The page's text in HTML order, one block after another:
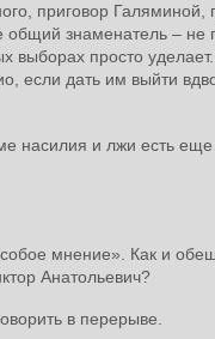
приговор Галяминой,
общий знаменатель –
выборах просто
если дать им выйти
насилия и лжи есть
мнение». Как и
Анатольевич?
в перерыве.